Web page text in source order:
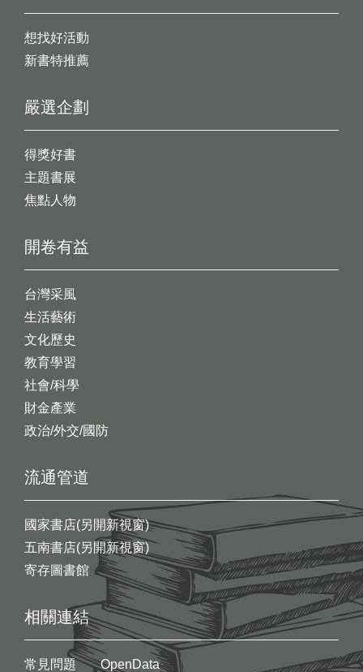
想找好活動
新書特推薦
開卷有益
台灣采風
生活藝術
文化歷史
教育學習
社會/科學
財金產業
政治/外交/國防
嚴選企劃
得獎好書
主題書展
焦點人物
流通管道
國家書店(另開新視窗)
五南書店(另開新視窗)
寄存圖書館
相關連結
常見問題
OpenData